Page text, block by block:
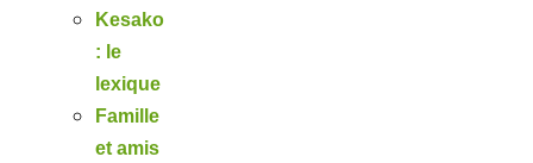
Kesako
: le
lexique
Famille
et amis